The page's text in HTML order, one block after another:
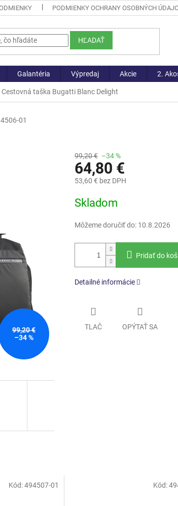
PODMIENKY OCHRANY OSOBNÝCH
HĽADAŤ
Galantéria Výpredaj Akcie 2.
Cestovná taška Bugatti Blanc Delight
01
99,20 €
–34 %
99,20 € –34 %
64,80 €
53,60 € bez DPH
cena:
Skladom
Môžeme doručiť do: 10.8.2026
Pridať do
Detailné informácie
TLAČ OPÝTAŤ SA
Kód:494507-01 Kód: